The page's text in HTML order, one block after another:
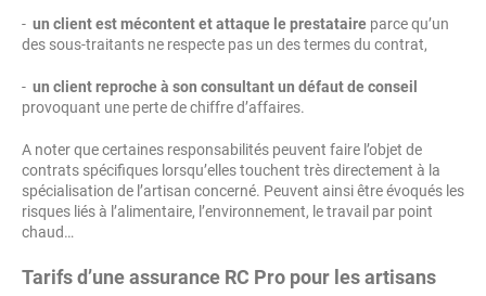
- un client est mécontent et attaque le prestataire parce qu’un
des sous-traitants ne respecte pas un des termes du contrat,
- un client reproche à son consultant un défaut de conseil
provoquant une perte de chiffre d’affaires.
A noter que certaines responsabilités peuvent faire l’objet de
contrats spécifiques lorsqu’elles touchent très directement à la
spécialisation de l’artisan concerné. Peuvent ainsi être évoqués les
risques liés à l’alimentaire, l’environnement, le travail par point
chaud…
Tarifs d’une assurance RC Pro pour les artisans